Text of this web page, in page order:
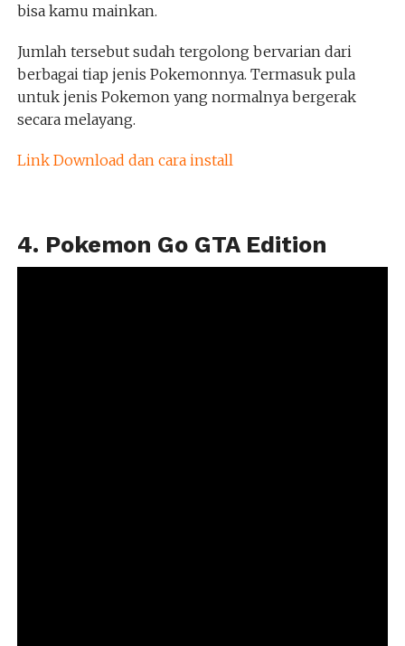
bisa kamu mainkan.
Jumlah tersebut sudah tergolong bervarian dari
berbagai tiap jenis Pokemonnya. Termasuk pula
untuk jenis Pokemon yang normalnya bergerak
secara melayang.
Link Download dan cara install
4. Pokemon Go GTA Edition